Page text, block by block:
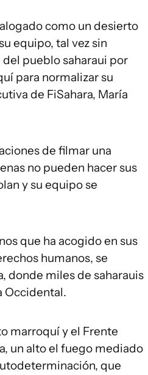
como un desierto
equipo, tal vez sin
pueblo saharaui por
para normalizar su
de FiSahara, María
de filmar una
no pueden hacer sus
y su equipo se
que ha acogido en sus
humanos, se
donde miles de saharauis
Occidental.
marroquí y el Frente
un alto el fuego mediado
que